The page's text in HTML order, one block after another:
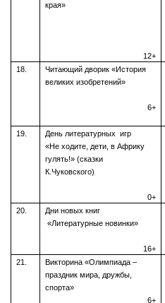
края»
12+
18.
Читающий дворик «История
великих изобретений»
6+
19.
День литературных игр
«Не ходите, дети, в Африку
гулять!» (сказки
К.Чуковского)
0+
20.
Дни новых книг
«Литературные новинки»
16+
21.
Викторина «Олимпиада –
праздник мира, дружбы,
спорта»
6+